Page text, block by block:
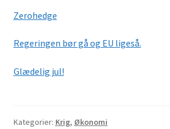
Hvorfor
Zerohedge
Regeringen bør gå og EU ligeså.
Glædelig jul!
Kategorier: Krig, Økonomi